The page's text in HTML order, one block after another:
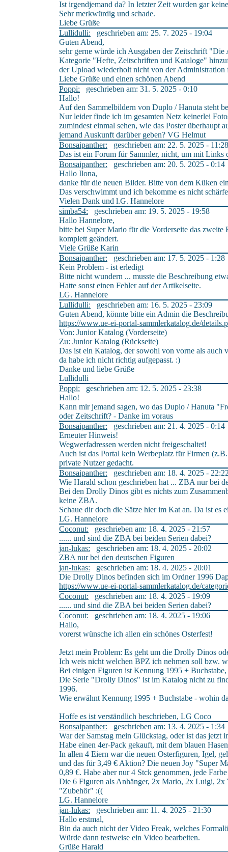
Ist irgendjemand da? In letzter Zeit wurden gar
Sehr merkwürdig und schade.
Liebe Grüße
Lullidulli: geschrieben am: 25. 7. 2025 - 19:04
Guten Abend,
sehr gerne würde ich Ausgaben der Zeitschrift
Kategorie "Hefte, Zeitschriften und Kataloge"
der Upload wiederholt nicht von der Administration
Liebe Grüße und einen schönen Abend
Poppi: geschrieben am: 31. 5. 2025 - 0:10
Hallo!
Auf den Sammelbildern von Duplo / Hanuta steht
Nur leider finde ich im gesamten Netz keinerlei
zumindest einmal sehen, wie das Poster überhaupt
jemand Auskunft darüber geben? VG Helmut
Bonsaipanther: geschrieben am: 22. 5. 2025 - 11:28
Das ist ein Forum für Sammler, nicht, um mit Links
Bonsaipanther: geschrieben am: 20. 5. 2025 - 0:14
Hallo Ilona,
danke für die neuen Bilder. Bitte von dem Küken
Das verschwimmt und ich bekomme es nicht
Vielen Dank und l.G. Hannelore
simba54: geschrieben am: 19. 5. 2025 - 19:58
Hallo Hannelore,
bitte bei Super Mario für die Vorderseite das
komplett geändert.
Viele Grüße Karin
Bonsaipanther: geschrieben am: 17. 5. 2025 - 1:28
Kein Problem - ist erledigt
Bitte nicht wundern ... musste die Beschreibung
Hatte sonst einen Fehler auf der Artikelseite.
LG. Hannelore
Lullidulli: geschrieben am: 16. 5. 2025 - 23:09
Guten Abend, könnte bitte ein Admin die
https://www.ue-ei-portal-sammlerkatalog.de/
Von: Junior Katalog (Vorderseite)
Zu: Junior Katalog (Rückseite)
Das ist ein Katalog, der sowohl von vorne als auch
da habe ich nicht richtig aufgepasst. :)
Danke und liebe Grüße
Lullidulli
Poppi: geschrieben am: 12. 5. 2025 - 23:38
Hallo!
Kann mir jemand sagen, wo das Duplo / Hanuta
oder Zeitschrift? - Danke im voraus
Bonsaipanther: geschrieben am: 21. 4. 2025 - 0:14
Erneuter Hinweis!
Wegwerfadressen werden nicht freigeschaltet!
Auch ist das Portal kein Werbeplatz für Firmen
private Nutzer gedacht.
Bonsaipanther: geschrieben am: 18. 4. 2025 -
Wie Harald schon geschrieben hat ... ZBA nur bei
Bei den Drolly Dinos gibt es nichts zum
keine ZBA.
Schaue dir doch die Sätze hier im Kat an. Da ist es
LG. Hannelore
Coconut: geschrieben am: 18. 4. 2025 - 21:57
...... und sind die ZBA bei beiden Serien dabei?
jan-lukas: geschrieben am: 18. 4. 2025 - 20:02
ZBA nur bei den deutschen Figuren
jan-lukas: geschrieben am: 18. 4. 2025 - 20:01
Die Drolly Dinos befinden sich im Ordner 1996
https://www.ue-ei-portal-sammlerkatalog.de/
Coconut: geschrieben am: 18. 4. 2025 - 19:09
...... und sind die ZBA bei beiden Serien dabei?
Coconut: geschrieben am: 18. 4. 2025 - 19:06
Hallo,
vorerst wünsche ich allen ein schönes Osterfest!
Jetzt mein Problem: Es geht um die Drolly Dinos
Ich weis nicht welchen BPZ ich nehmen soll bzw.
Bei einigen Figuren ist Kennung 1995 +
Die Serie "Drolly Dinos" ist im Katalog nicht zu
1996.
Wie erwähnt Kennung 1995 + Buchstabe - wohin
Hoffe es ist verständlich beschrieben, LG Coco
Bonsaipanther: geschrieben am: 13. 4. 2025 - 1:34
War der Samstag mein Glückstag, oder ist das jetzt
Habe einen 4er-Pack gekauft, mit dem blauen
In allen 4 Eiern war die neuen Osterfiguren, Igel,
und das für 3,49 € Aktion? Die neuen Joy "Super
0,89 €. Habe aber nur 4 Stck genommen, jede
Die 6 Figuren als Anhänger, 2x Mario, 2x Luigi, 2x
"Zubehör" :((
LG. Hannelore
jan-lukas: geschrieben am: 11. 4. 2025 - 21:30
Hallo erstmal,
Bin da auch nicht der Video Freak, welches
Würde dann testweise ein Video bearbeiten.
Grüße Harald